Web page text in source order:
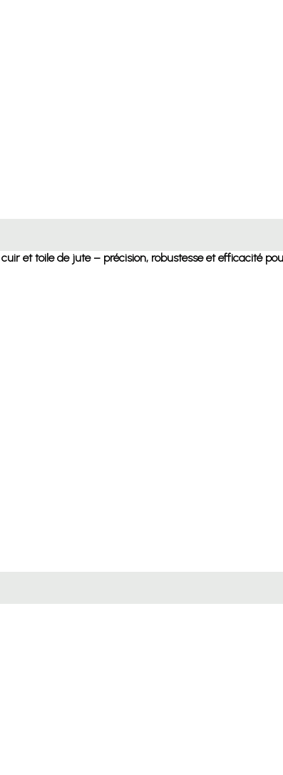
et toile de jute – précision, robustesse et efficacité